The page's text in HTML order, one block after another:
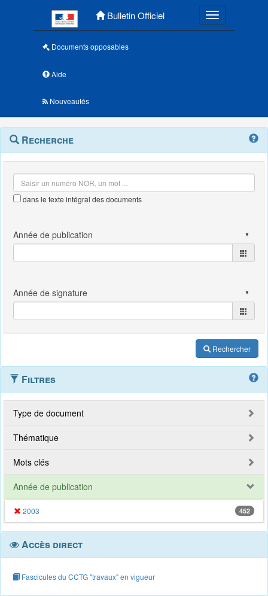
Bulletin Officiel Toggle
Documents opposables
Aide
Nouveautés
Navigation
outils
Menu
contextuel
Recherche
dans le texte intégral des documents
Rechercher
Filtres
Type de document
Thématique
Mots clés
Année de publication
2003 452
Accès direct
Fascicules du CCTG "travaux" en vigueur